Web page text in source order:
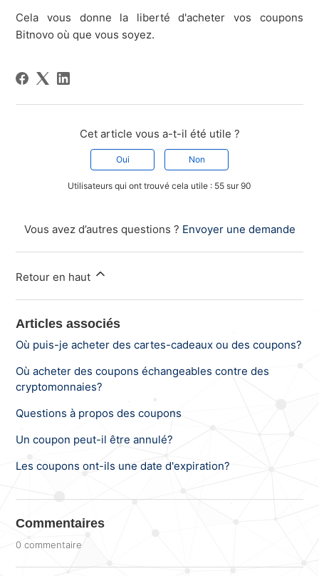
Cela vous donne la liberté d'acheter vos coupons
Bitnovo où que vous soyez.
Cet article vous a-t-il été utile ?
Oui Non
Utilisateurs qui ont trouvé cela utile : 55 sur 90
Vous avez d’autres questions ? Envoyer une demande
Retour en haut
Articles associés
Où puis-je acheter des cartes-cadeaux ou des coupons?
Où acheter des coupons échangeables contre des
cryptomonnaies?
Questions à propos des coupons
Un coupon peut-il être annulé?
Les coupons ont-ils une date d'expiration?
Commentaires
0 commentaire